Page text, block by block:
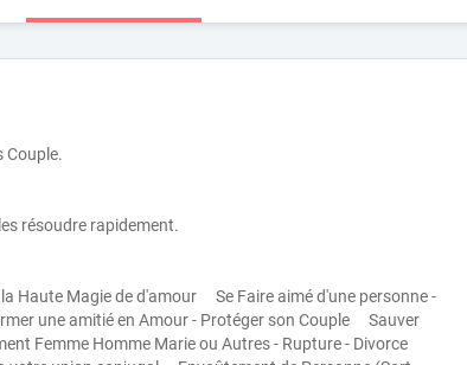
Couple.
résoudre rapidement.
Haute Magie de d'amour Se Faire aimé d'une personne -
une amitié en Amour - Protéger son Couple Sauver
Femme Homme Marie ou Autres - Rupture - Divorce